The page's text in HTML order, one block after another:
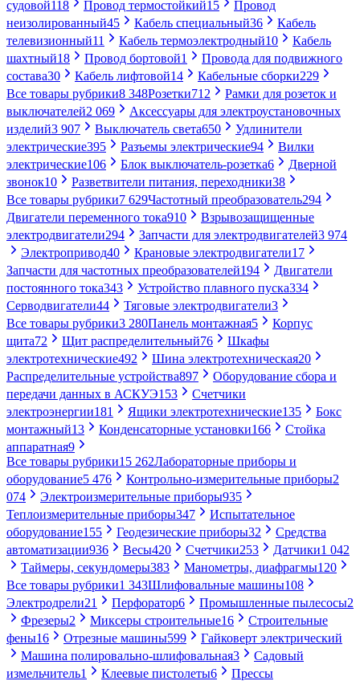
судовой118 Провод термостойкий15
Провод
неизолированный45 Кабель специальный36
Кабель
телевизионный11 Кабель термоэлектродный10
Кабель
шахтный18 Провод бортовой1
Провода для подвижного
состава30 Кабель лифтовой14 Кабельные сборки229
Все товары рубрики8 348Розетки712
Рамки для розеток и
выключателей2 069
Аксессуары для электроустановочных
изделий3 907 Выключатель света650
Удлинители
электрические395 Разъемы электрические94
Вилки
электрические106 Блок выключатель-розетка6
Дверной
звонок10 Разветвители питания, переходники38
Все товары рубрики7 629Частотный преобразователь294
Двигатели переменного тока910
Взрывозащищенные
электродвигатели294 Запчасти для электродвигателей3 974
Электропривод40 Крановые электродвигатели17
Запчасти для частотных преобразователей194
Двигатели
постоянного тока343 Устройство плавного пуска334
Серводвигатели44 Тяговые электродвигатели3
Все товары рубрики3 280Панель монтажная5
Корпус
щита72 Щит распределительный76
Шкафы
электротехнические492 Шина электротехническая20
Распределительные устройства897
Оборудование сбора и
передачи данных в АСКУЭ153
Счетчики
электроэнергии181 Ящики электротехнические135
Бокс
монтажный13 Конденсаторные установки166
Стойка
аппаратная9
Все товары рубрики15 262Лабораторные приборы и
оборудование5 476 Контрольно-измерительные приборы2
074
Электроизмерительные приборы935
Теплоизмерительные приборы347
Испытательное
оборудование155 Геодезические приборы32
Средства
автоматизации936 Весы420 Счетчики253 Датчики1 042
Таймеры, секундомеры383 Манометры, диафрагмы120
Все товары рубрики1 343Шлифовальные машины108
Электродрели21 Перфоратор6 Промышленные пылесосы2
Фрезеры2 Миксеры строительные16
Строительные
фены16 Отрезные машины599
Гайковерт электрический
Машина полировально-шлифовальная3
Садовый
измельчитель1 Клеевые пистолеты6
Прессы